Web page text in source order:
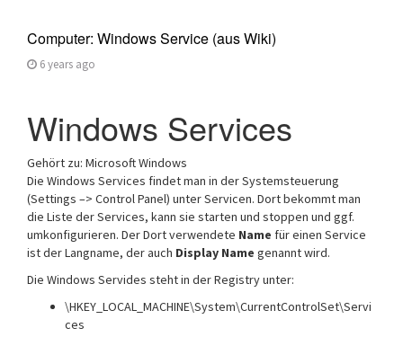
Computer: Windows Service (aus Wiki)
6 years ago
Windows Services
Gehört zu: Microsoft Windows
Die Windows Services findet man in der Systemsteuerung
(Settings –> Control Panel) unter Servicen. Dort bekommt man
die Liste der Services, kann sie starten und stoppen und ggf.
umkonfigurieren. Der Dort verwendete Name für einen Service
ist der Langname, der auch Display Name genannt wird.
Die Windows Servides steht in der Registry unter:
\HKEY_LOCAL_MACHINE\System\CurrentControlSet\Servi
ces